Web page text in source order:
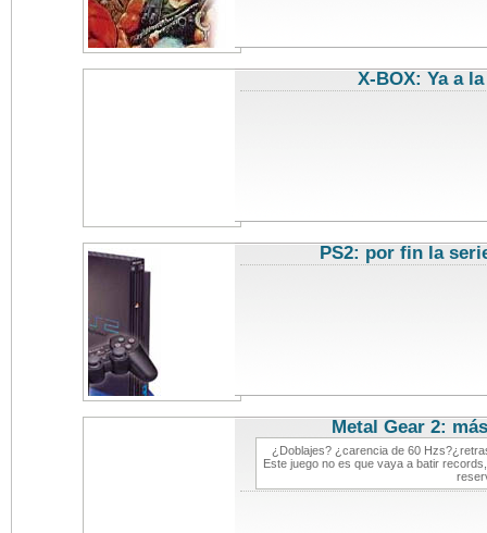
X-BOX: Ya a
PS2: por fin la
Metal Gear 2:
¿Doblajes? ¿carencia de 60
Este juego no es que vaya a batir